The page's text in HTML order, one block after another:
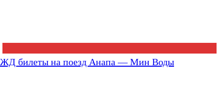
ЖД билеты на поезд Анапа — Мин Воды